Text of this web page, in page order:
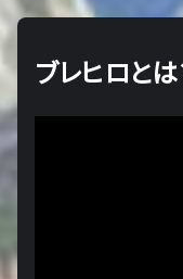
ブレヒロとは